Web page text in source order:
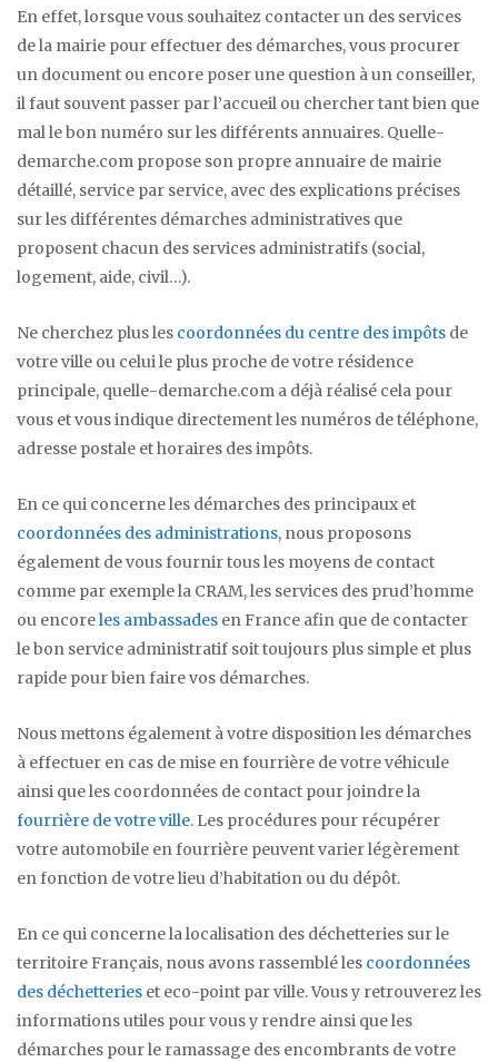
En effet, lorsque vous souhaitez contacter un des services
de la mairie pour effectuer des démarches, vous procurer
un document ou encore poser une question à un conseiller,
il faut souvent passer par l’accueil ou chercher tant bien que
mal le bon numéro sur les différents annuaires. Quelle-
demarche.com propose son propre annuaire de mairie
détaillé, service par service, avec des explications précises
sur les différentes démarches administratives que
proposent chacun des services administratifs (social,
logement, aide, civil…).
Ne cherchez plus les coordonnées du centre des impôts de
votre ville ou celui le plus proche de votre résidence
principale, quelle-demarche.com a déjà réalisé cela pour
vous et vous indique directement les numéros de téléphone,
adresse postale et horaires des impôts.
En ce qui concerne les démarches des principaux et
coordonnées des administrations, nous proposons
également de vous fournir tous les moyens de contact
comme par exemple la CRAM, les services des prud’homme
ou encoreles ambassades en France afin que de contacter
le bon service administratif soit toujours plus simple et plus
rapide pour bien faire vos démarches.
Nous mettons également à votre disposition les démarches
à effectuer en cas de mise en fourrière de votre véhicule
ainsi que les coordonnées de contact pour joindre la
fourrière de votre ville. Les procédures pour récupérer
votre automobile en fourrière peuvent varier légèrement
en fonction de votre lieu d’habitation ou du dépôt.
En ce qui concerne la localisation des déchetteries sur le
territoire Français, nous avons rassemblé les coordonnées
des déchetteries et eco-point par ville. Vous y retrouverez les
informations utiles pour vous y rendre ainsi que les
démarches pour le ramassage des encombrants de votre